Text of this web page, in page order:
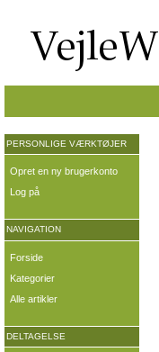
PERSONLIGE VÆRKTØJER
Opret en ny brugerkonto
Log på
NAVIGATION
Forside
Kategorier
Alle artikler
DELTAGELSE